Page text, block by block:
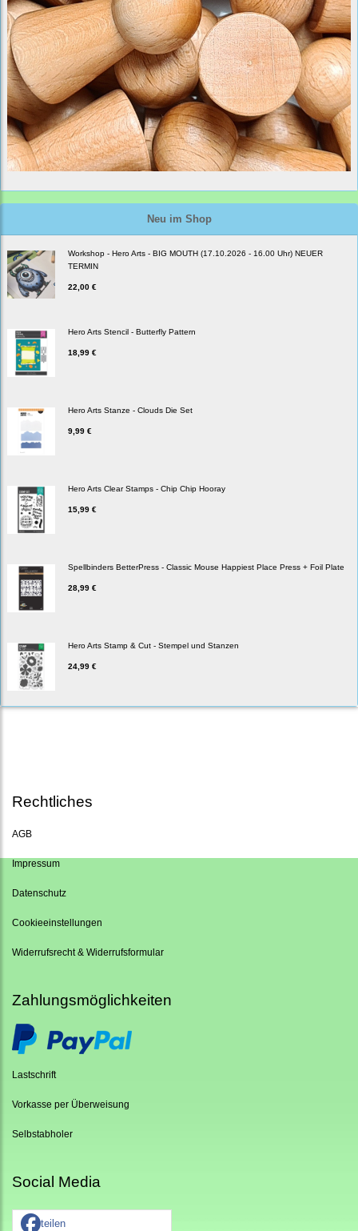
Neu im Shop
Workshop - Hero Arts - BIG MOUTH (17.10.2026 - 16.00 Uhr) NEUER
TERMIN
22,00 €
Hero Arts Stencil - Butterfly Pattern
18,99 €
Hero Arts Stanze - Clouds Die Set
9,99 €
Hero Arts Clear Stamps - Chip Chip Hooray
15,99 €
Spellbinders BetterPress - Classic Mouse Happiest Place Press + Foil Plate
28,99 €
Hero Arts Stamp & Cut - Stempel und Stanzen
24,99 €
Rechtliches
AGB
Impressum
Datenschutz
Cookieeinstellungen
Widerrufsrecht & Widerrufsformular
Zahlungsmöglichkeiten
Lastschrift
Vorkasse per Überweisung
Selbstabholer
Social Media
teilen